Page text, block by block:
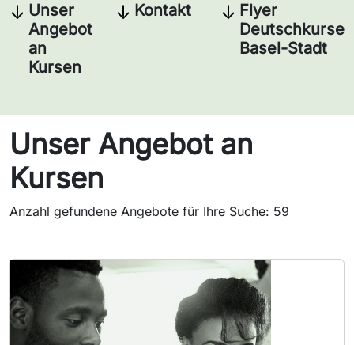
Unser
Angebot
an
Kursen
Kontakt
Flyer
Deutschkurse
Basel-Stadt
Unser Angebot an
Kursen
Anzahl gefundene Angebote für Ihre Suche: 59